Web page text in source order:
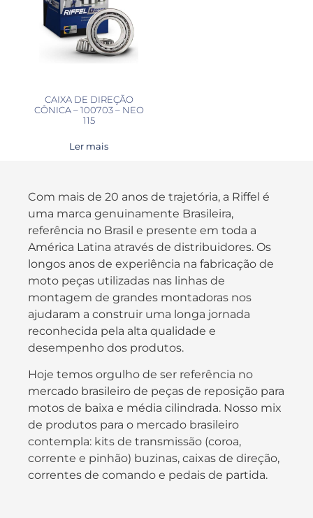
CAIXA DE DIREÇÃO
CÔNICA – 100703 – NEO
115
Ler mais
Com mais de 20 anos de trajetória, a Riffel é
uma marca genuinamente Brasileira,
referência no Brasil e presente em toda a
América Latina através de distribuidores. Os
longos anos de experiência na fabricação de
moto peças utilizadas nas linhas de
montagem de grandes montadoras nos
ajudaram a construir uma longa jornada
reconhecida pela alta qualidade e
desempenho dos produtos.
Hoje temos orgulho de ser referência no
mercado brasileiro de peças de reposição para
motos de baixa e média cilindrada. Nosso mix
de produtos para o mercado brasileiro
contempla: kits de transmissão (coroa,
corrente e pinhão) buzinas, caixas de direção,
correntes de comando e pedais de partida.